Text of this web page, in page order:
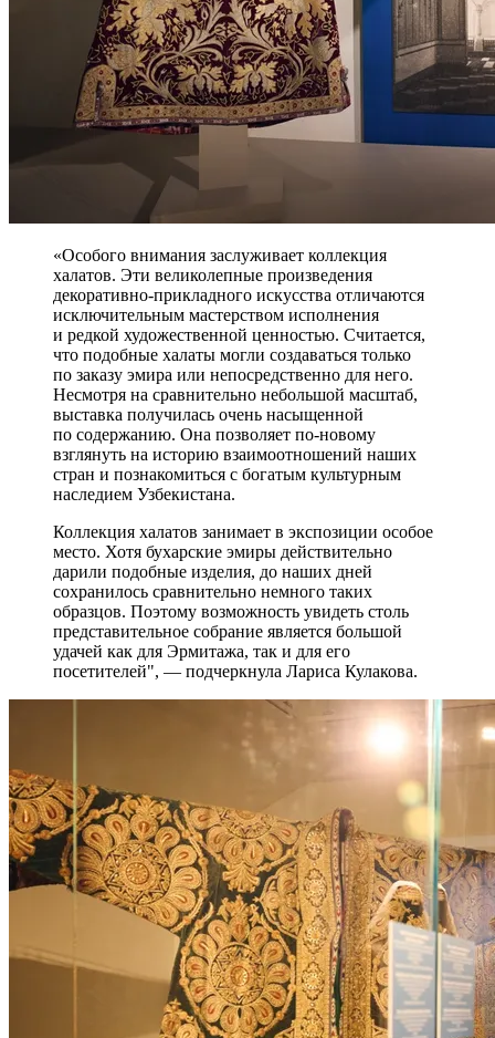
«Особого внимания заслуживает коллекция
халатов. Эти великолепные произведения
декоративно-прикладного искусства отличаются
исключительным мастерством исполнения
и редкой художественной ценностью. Считается,
что подобные халаты могли создаваться только
по заказу эмира или непосредственно для него.
Несмотря на сравнительно небольшой масштаб,
выставка получилась очень насыщенной
по содержанию. Она позволяет по-новому
взглянуть на историю взаимоотношений наших
стран и познакомиться с богатым культурным
наследием Узбекистана.
Коллекция халатов занимает в экспозиции особое
место. Хотя бухарские эмиры действительно
дарили подобные изделия, до наших дней
сохранилось сравнительно немного таких
образцов. Поэтому возможность увидеть столь
представительное собрание является большой
удачей как для Эрмитажа, так и для его
посетителей", — подчеркнула Лариса Кулакова.